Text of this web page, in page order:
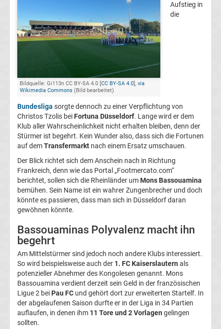
FC
Kaiserslautern
1.
FC
Köln
Transfergerüchte
1.
FC
Magdeburg
Transfergerüchte
1.
FC
Bildquelle: Gi113n CC BY-SA 4.0 [CC BY-SA 4.0], via
Wikimedia Commons (Bild bearbeitet)
Aufstieg in
die
Bundesliga sorgte dennoch zu einer Verpflichtung von
Christos Tzolis bei Fortuna Düsseldorf. Lange wird er dem
Klub aller Wahrscheinlichkeit nicht erhalten bleiben, denn der
Stürmer ist begehrt. Kein Wunder also, dass sich die Fortunen
auf demTransfermarkt nach einem Ersatz umschauen.
Der Blick richtet sich dem Anschein nach in Richtung
Frankreich, denn wie das Portal „Footmercato.com“
berichtet, sollen sich die Rheinländer um Mons Bassouamina
bemühen. Sein Name ist ein wahrer Zungenbrecher und doch
könnte es passieren, dass man sich in Düsseldorf daran
gewöhnen könnte.
Bassouaminas Polyvalenz macht ihn
begehrt
Am Mittelstürmer sind jedoch noch andere Klubs interessiert.
So wird beispielsweise auch der 1. FC Kaiserslautern als
potenzieller Abnehmer des Kongolesen genannt. Mons
Bassouamina verdient derzeit sein Geld in der französischen
Ligue 2 bei Pau FC und gehört dort zur erweiterten Startelf. In
der abgelaufenen Saison durfte er in der Liga in 34 Partien
auflaufen, in denen ihm 11 Tore und 2 Vorlagen gelingen
sollten.